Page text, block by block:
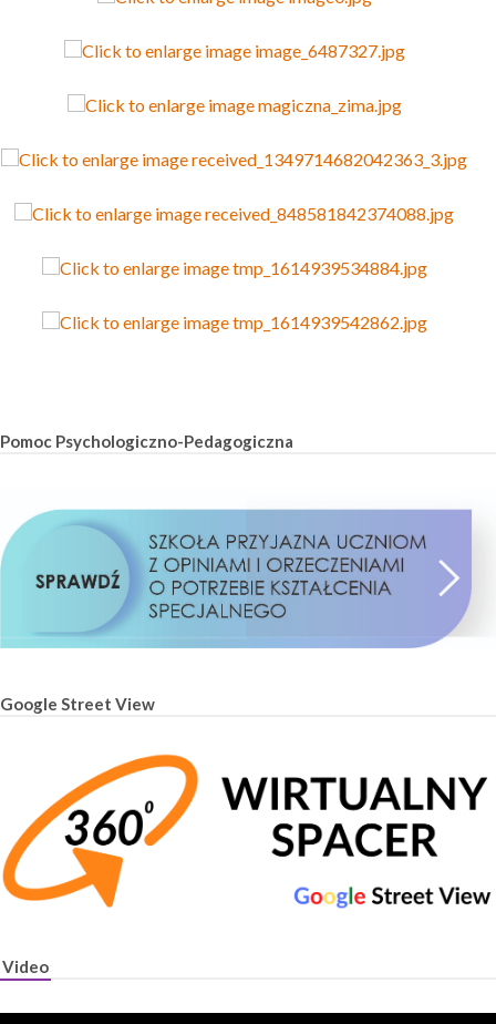
Pomoc Psychologiczno-Pedagogiczna
Google Street View
Video